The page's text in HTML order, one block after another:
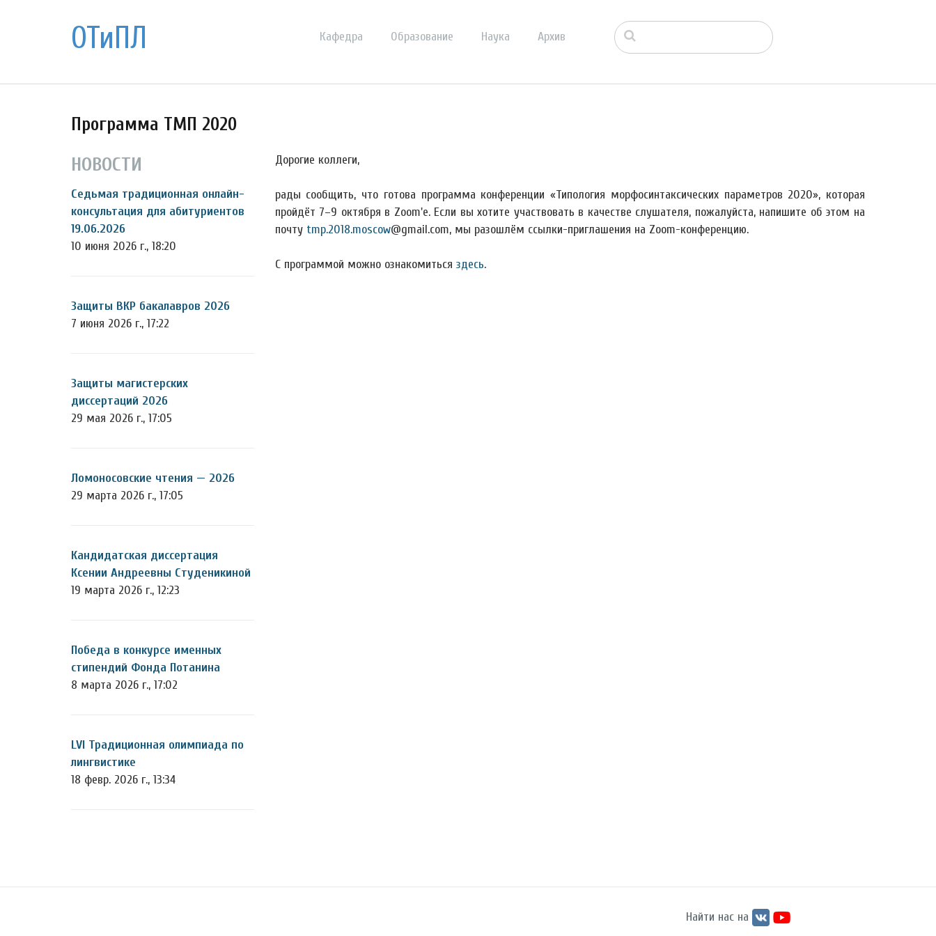
ОТиПЛ Кафедра Образование Наука Архив
Программа ТМП 2020
НОВОСТИ
Седьмая традиционная онлайн-
консультация для абитуриентов
19.06.2026
10 июня 2026 г., 18:20
Защиты ВКР бакалавров 2026
7 июня 2026 г., 17:22
Защиты магистерских
диссертаций 2026
29 мая 2026 г., 17:05
Ломоносовские чтения — 2026
29 марта 2026 г., 17:05
Кандидатская диссертация
Ксении Андреевны Студеникиной
19 марта 2026 г., 12:23
Победа в конкурсе именных
стипендий Фонда Потанина
8 марта 2026 г., 17:02
LVI Традиционная олимпиада по
лингвистике
18 февр. 2026 г., 13:34
Дорогие коллеги,
рады сообщить, что готова программа конференции «Типология морфосинтаксических параметров 2020», которая
пройдёт 7–9 октября в Zoom'е. Если вы хотите участвовать в качестве слушателя, пожалуйста, напишите об этом на
почту tmp.2018.moscow@gmail.com, мы разошлём ссылки-приглашения на Zoom-конференцию.
С программой можно ознакомитьсяздесь.
Найти нас на